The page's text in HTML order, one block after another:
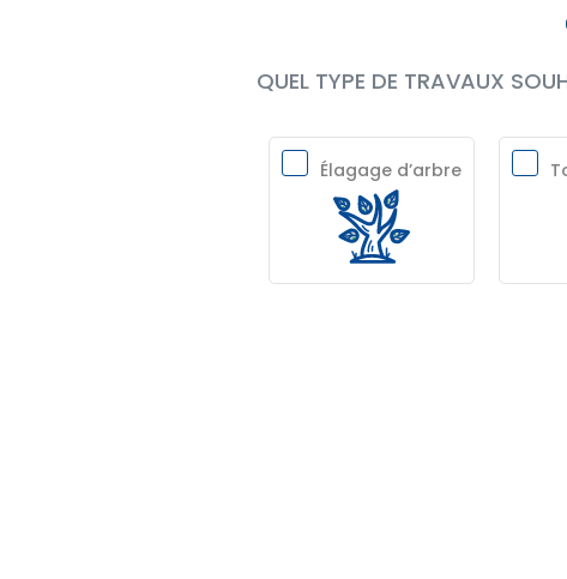
QUEL TYPE DE TRAVAUX
Élagage d’arbre